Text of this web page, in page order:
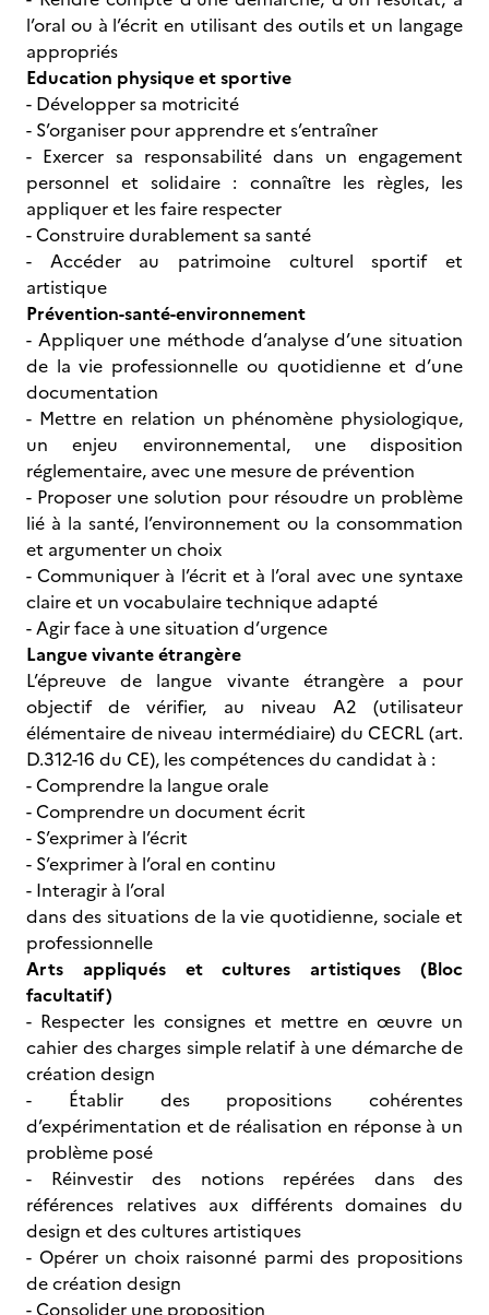
l’oral ou à l’écrit en utilisant des outils et un langage
appropriés
Education physique et sportive
- Développer sa motricité
- S’organiser pour apprendre et s’entraîner
- Exercer sa responsabilité dans un engagement
personnel et solidaire : connaître les règles, les
appliquer et les faire respecter
- Construire durablement sa santé
- Accéder au patrimoine culturel sportif et
artistique
Prévention-santé-environnement
- Appliquer une méthode d’analyse d’une situation
de la vie professionnelle ou quotidienne et d’une
documentation
- Mettre en relation un phénomène physiologique,
un enjeu environnemental, une disposition
réglementaire, avec une mesure de prévention
- Proposer une solution pour résoudre un problème
lié à la santé, l’environnement ou la consommation
et argumenter un choix
- Communiquer à l’écrit et à l’oral avec une syntaxe
claire et un vocabulaire technique adapté
- Agir face à une situation d’urgence
Langue vivante étrangère
L’épreuve de langue vivante étrangère a pour
objectif de vérifier, au niveau A2 (utilisateur
élémentaire de niveau intermédiaire) du CECRL (art.
D.312-16 du CE), les compétences du candidat à :
- Comprendre la langue orale
- Comprendre un document écrit
- S’exprimer à l’écrit
- S’exprimer à l’oral en continu
- Interagir à l’oral
dans des situations de la vie quotidienne, sociale et
professionnelle
Arts appliqués et cultures artistiques (Bloc
facultatif)
- Respecter les consignes et mettre en œuvre un
cahier des charges simple relatif à une démarche de
création design
- Établir des propositions cohérentes
d’expérimentation et de réalisation en réponse à un
problème posé
- Réinvestir des notions repérées dans des
références relatives aux différents domaines du
design et des cultures artistiques
- Opérer un choix raisonné parmi des propositions
de création design
- Consolider une proposition